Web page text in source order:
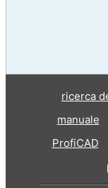
ricerca
manuale
ProfiCAD